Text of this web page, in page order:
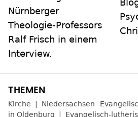
Nürnberger
Theologie-Professors
Ralf Frisch in einem
Interview.
Kirche Niedersachsen
in Oldenburg
Evangelisch-